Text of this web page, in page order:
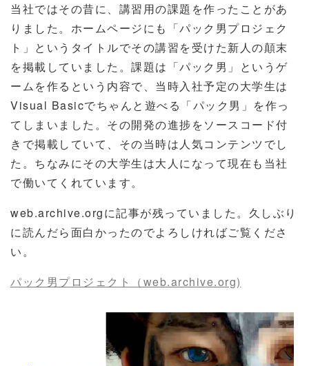
当社ではその昔に、講習用の課題を作ったことがあ
りました。ホームページにも「パック男プロジェク
ト」というタイトルでその講習を受けた新人の顛末
を掲載していました。課題は「パック男」というゲ
ームを作るという内容で、当時入社予定の大学生は
Visual Basicでちゃんと遊べる「パック男」を作っ
てしまいました。その開発の進捗をソースコード付
きで掲載していて、その当時は人気コンテンツでし
た。ちなみにその大学生は大人になって現在も当社
で働いてくれています。
web.archive.orgに記事が残っていました。久しぶり
に読んだら面白かったのでよろしければご覧くださ
い。
パック男プロジェクト（web.archive.org)